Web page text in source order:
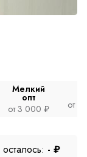
Мелкий
опт
от 3 000 ₽
от
осталось: - ₽